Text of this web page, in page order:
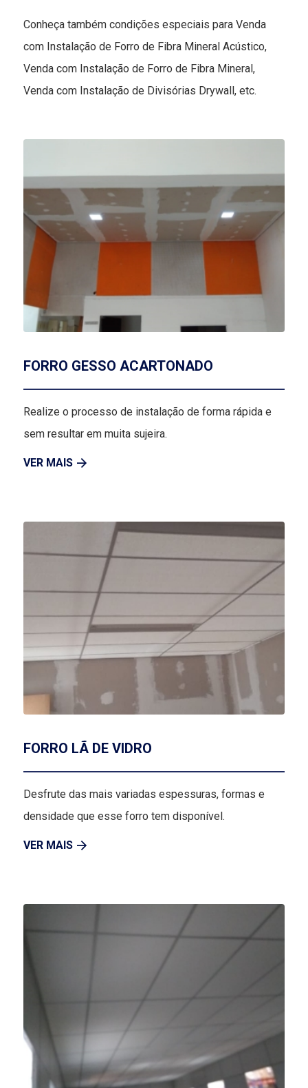
Conheça também condições especiais para Venda
com Instalação de Forro de Fibra Mineral Acústico,
Venda com Instalação de Forro de Fibra Mineral,
Venda com Instalação de Divisórias Drywall, etc.
FORRO GESSO ACARTONADO
Realize o processo de instalação de forma rápida e
sem resultar em muita sujeira.
VER MAIS
FORRO LÃ DE VIDRO
Desfrute das mais variadas espessuras, formas e
densidade que esse forro tem disponível.
VER MAIS